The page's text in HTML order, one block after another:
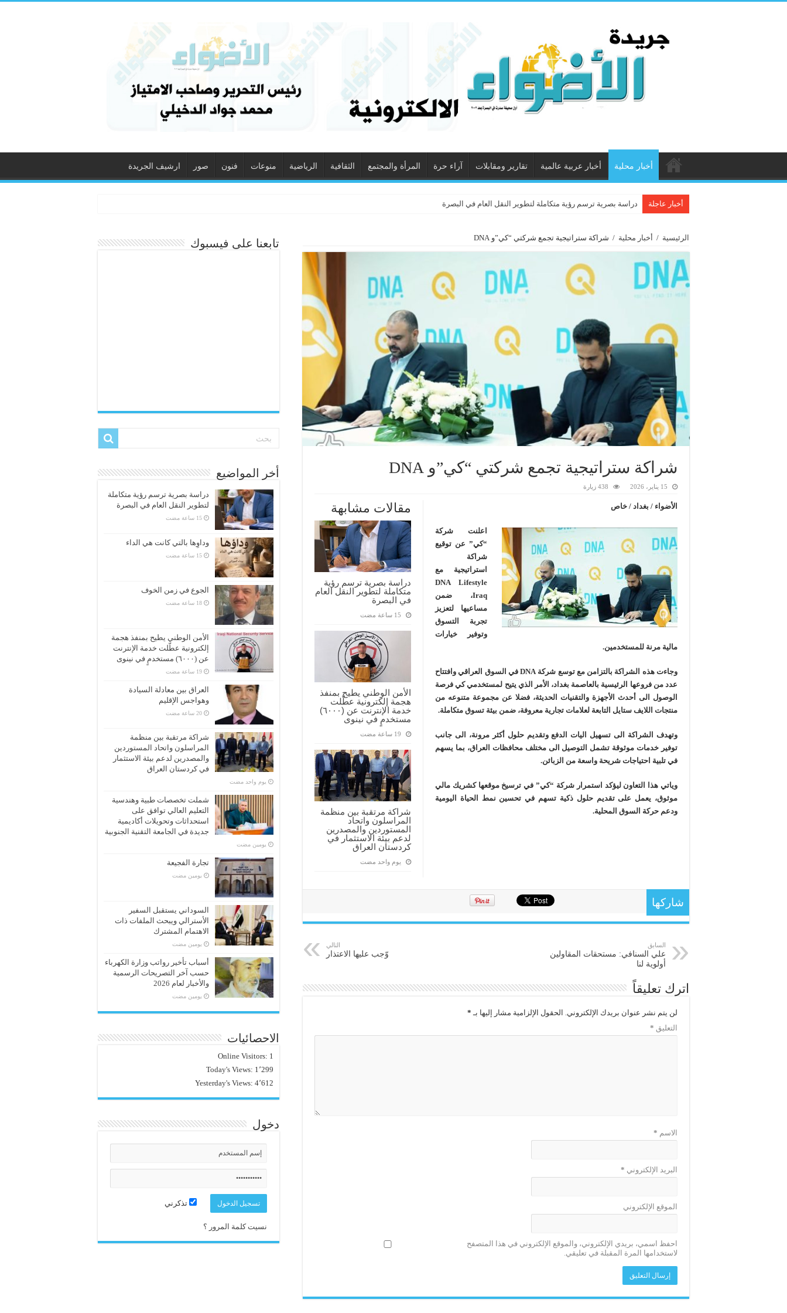
أخبار محلية أخبار عربية عالمية تقارير ومقابلات آراء حرة المرأة والمجتمع الثقافية الرياضية منوعات فنون صور ارشيف الجريدة
أخبار عاجلة دراسة بصرية ترسم رؤية متكاملة لتطوير النقل العام في البصرة
الرئيسية / أخبار محلية / شراكة ستراتيجية تجمع شركتي “كي”و DNA
شراكة ستراتيجية تجمع شركتي “كي”و DNA
15 يناير، 2026 438 زيارة
مقالات مشابهة
دراسة بصرية ترسم رؤية
متكاملة لتطوير النقل العام
في البصرة
الأمن الوطني يطيح بمنفذ
هجمة إلكترونية عطّلت
خدمة الإنترنت عن (٦٠٠٠)
مستخدمٍ في نينوى
شراكة مرتقبة بين منظمة
المراسلون واتحاد
المستوردين والمصدرين
لدعم بيئة الاستثمار في
كردستان العراق
‏يوم واحد مضت
الأضواء / بغداد / خاص
اعلنت شركة
“كي” عن توقيع
شراكة
استراتيجية مع
DNA Lifestyle
Iraq، ضمن
مساعيها لتعزيز
تجربة التسوق
وتوفير خيارات
مالية مرنة للمستخدمين.
وجاءت هذه الشراكة بالتزامن مع توسع شركة DNA في السوق العراقي وافتتاح
عدد من فروعها الرئيسية بالعاصمة بغداد، الأمر الذي يتيح لمستخدمي كي فرصة
الوصول الى أحدث الأجهزة والتقنيات الحديثة، فضلا عن مجموعة متنوعه من
منتجات اللايف ستايل التابعة لعلامات تجارية معروفة، ضمن بيئة تسوق متكاملة.
وتهدف الشراكة الى تسهيل اليات الدفع وتقديم حلول أكثر مرونة، الى جانب
توفير خدمات موثوقة تشمل التوصيل الى مختلف محافظات العراق، بما يسهم
في تلبية احتياجات شريحة واسعة من الزبائن.
وياتي هذا التعاون ليؤكد استمرار شركة “كي” في ترسيخ موقعها كشريك مالي
موثوق، يعمل على تقديم حلول ذكية تسهم في تحسين نمط الحياة اليومية
ودعم حركة السوق المحلية.
شاركها
السابق
علي السنافي: مستحقات المقاولين
أولوية لنا
التالي
وّجب عليها الاعتذار
اترك تعليقاً
لن يتم نشر عنوان بريدك الإلكتروني. الحقول الإلزامية مشار إليها بـ *
التعليق *
الاسم *
البريد الإلكتروني *
الموقع الإلكتروني
احفظ اسمي، بريدي الإلكتروني، والموقع الإلكتروني في هذا المتصفح
لاستخدامها المرة المقبلة في تعليقي.
تابعنا على فيسبوك
أخر المواضيع
دراسة بصرية ترسم رؤية متكاملة
لتطوير النقل العام في البصرة
وداوِها بالتي كانت هي الداء
الجوع في زمن الخوف
الأمن الوطني يطيح بمنفذ هجمة
إلكترونية عطّلت خدمة الإنترنت
عن (٦٠٠٠) مستخدمٍ في نينوى
العراق بين معادلة السيادة
وهواجس الإقليم
شراكة مرتقبة بين منظمة
المراسلون واتحاد المستوردين
والمصدرين لدعم بيئة الاستثمار
في كردستان العراق
‏يوم واحد مضت
شملت تخصصات طبية وهندسية
التعليم العالي توافق على
استحداثات وتحويلات أكاديمية
جديدة في الجامعة التقنية الجنوبية
‏يومين مضت
تجارة الفجيعة
‏يومين مضت
السوداني يستقبل السفير
الأسترالي ويبحث الملفات ذات
الاهتمام المشترك
‏يومين مضت
أسباب تأخير رواتب وزارة الكهرباء
حسب آخر التصريحات الرسمية
والأخبار لعام 2026
‏يومين مضت
الاحصائيات
Online Visitors: 1
Today's Views: 1٬299
Yesterday's Views: 4٬612
دخول
تذكرني
نسيت كلمة المرور ؟